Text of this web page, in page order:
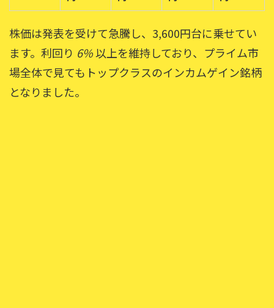
株価は発表を受けて急騰し、3,600円台に乗せてい
ます。利回り 6%以上を維持しており、プライム市
場全体で見てもトップクラスのインカムゲイン銘柄
となりました。